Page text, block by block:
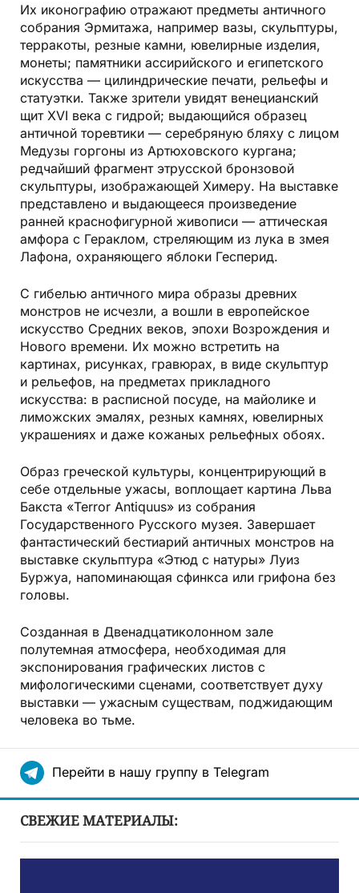
Их иконографию отражают предметы античного
собрания Эрмитажа, например вазы, скульптуры,
терракоты, резные камни, ювелирные изделия,
монеты; памятники ассирийского и египетского
искусства — цилиндрические печати, рельефы и
статуэтки. Также зрители увидят венецианский
щит XVI века с гидрой; выдающийся образец
античной торевтики — серебряную бляху с лицом
Медузы горгоны из Артюховского кургана;
редчайший фрагмент этрусской бронзовой
скульптуры, изображающей Химеру. На выставке
представлено и выдающееся произведение
ранней краснофигурной живописи — аттическая
амфора с Гераклом, стреляющим из лука в змея
Лафона, охраняющего яблоки Гесперид.
С гибелью античного мира образы древних
монстров не исчезли, а вошли в европейское
искусство Средних веков, эпохи Возрождения и
Нового времени. Их можно встретить на
картинах, рисунках, гравюрах, в виде скульптур
и рельефов, на предметах прикладного
искусства: в расписной посуде, на майолике и
лиможских эмалях, резных камнях, ювелирных
украшениях и даже кожаных рельефных обоях.
Образ греческой культуры, концентрирующий в
себе отдельные ужасы, воплощает картина Льва
Бакста «Terror Antiquus» из собрания
Государственного Русского музея. Завершает
фантастический бестиарий античных монстров на
выставке скульптура «Этюд с натуры» Луиз
Буржуа, напоминающая сфинкса или грифона без
головы.
Созданная в Двенадцатиколонном зале
полутемная атмосфера, необходимая для
экспонирования графических листов с
мифологическими сценами, соответствует духу
выставки — ужасным существам, поджидающим
человека во тьме.
Перейти в нашу группу в Telegram
СВЕЖИЕ МАТЕРИАЛЫ: